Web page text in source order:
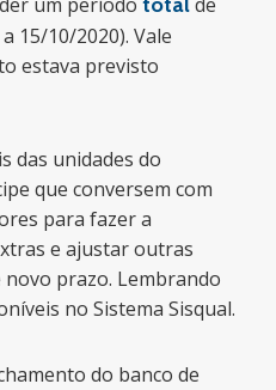
a 15/10/2020). Vale
estava previsto
das unidades do
que conversem com
para fazer a
e ajustar outras
prazo. Lembrando
no Sistema Sisqual.
do banco de